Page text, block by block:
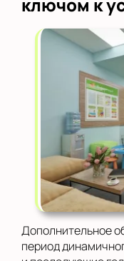
Дополнительное
период